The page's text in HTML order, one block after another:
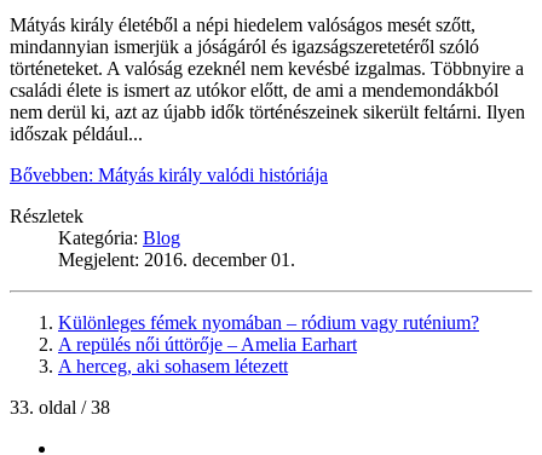
Mátyás király életéből a népi hiedelem valóságos mesét szőtt,
mindannyian ismerjük a jóságáról és igazságszeretetéről szóló
történeteket. A valóság ezeknél nem kevésbé izgalmas. Többnyire a
családi élete is ismert az utókor előtt, de ami a mendemondákból
nem derül ki, azt az újabb idők történészeinek sikerült feltárni. Ilyen
időszak például...
Bővebben: Mátyás király valódi históriája
Részletek
Kategória: Blog
Megjelent: 2016. december 01.
Különleges fémek nyomában – ródium vagy ruténium?
A repülés női úttörője – Amelia Earhart
A herceg, aki sohasem létezett
33. oldal / 38